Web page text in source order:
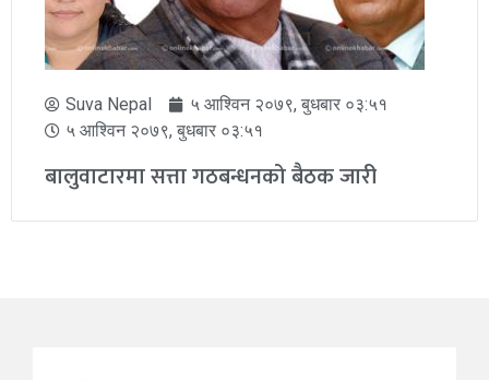
Suva Nepal
५ आश्विन २०७९, बुधबार ०३:५१
५ आश्विन २०७९, बुधबार ०३:५१
बालुवाटारमा सत्ता गठबन्धनको बैठक जारी